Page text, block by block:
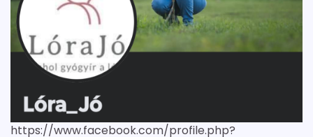
https://www.facebook.com/profile.php?